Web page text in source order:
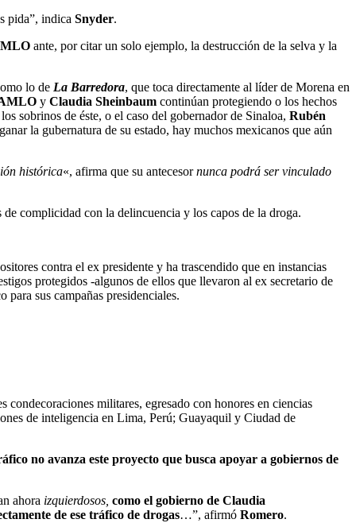
pida”, indica Snyder.
ante, por citar un solo ejemplo, la destrucción de la selva y la
lo de La Barredora, que toca directamente al líder de Morena en
y Claudia Sheinbaum continúan protegiendo o los hechos
sobrinos de éste, o el caso del gobernador de Sinaloa, Rubén
la gubernatura de su estado, hay muchos mexicanos que aún
histórica«, afirma que su antecesornunca podrá ser vinculado
complicidad con la delincuencia y los capos de la droga.
contra el ex presidente y ha trascendido que en instancias
protegidos -algunos de ellos que llevaron al ex secretario de
para sus campañas presidenciales.
militares, egresado con honores en ciencias
de inteligencia en Lima, Perú; Guayaquil y Ciudad de
no avanza este proyecto que busca apoyar a gobiernos de
ahora izquierdosos, como el gobierno de Claudia
de ese tráfico de drogas…”, afirmó Romero.